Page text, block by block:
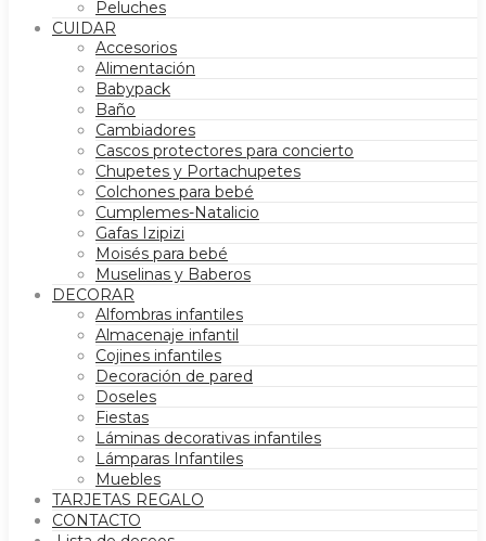
Peluches
CUIDAR
Accesorios
Alimentación
Babypack
Baño
Cambiadores
Cascos protectores para concierto
Chupetes y Portachupetes
Colchones para bebé
Cumplemes-Natalicio
Gafas Izipizi
Moisés para bebé
Muselinas y Baberos
DECORAR
Alfombras infantiles
Almacenaje infantil
Cojines infantiles
Decoración de pared
Doseles
Fiestas
Láminas decorativas infantiles
Lámparas Infantiles
Muebles
TARJETAS REGALO
CONTACTO